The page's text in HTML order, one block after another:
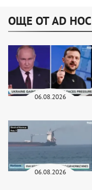
ОЩЕ ОТ AD HOC
06.08.2026
06.08.2026